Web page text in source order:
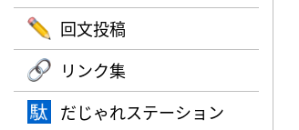
回文投稿
リンク集
だじゃれステーション